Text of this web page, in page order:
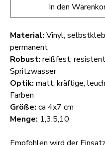
In den
Material: Vinyl,
permanent
Robust: reißfest;
Spritzwasser
Optik: matt; kräftige,
Farben
Größe: ca 4x7 cm
Menge: 1,3,5,10